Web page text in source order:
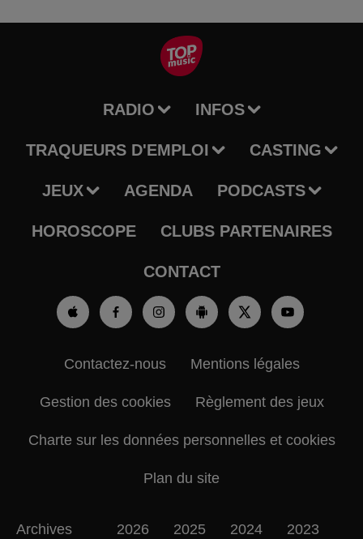
RADIO INFOS
TRAQUEURS D'EMPLOI CASTING
JEUX AGENDA PODCASTS
HOROSCOPE CLUBS PARTENAIRES
CONTACT
Contactez-nous Mentions légales
Gestion des cookies Règlement des jeux
Charte sur les données personnelles et cookies
Plan du site
Archives 2026 2025 2024 2023